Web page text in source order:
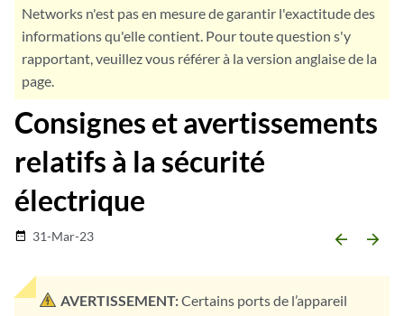
Networks n'est pas en mesure de garantir l'exactitude des
informations qu'elle contient. Pour toute question s'y
rapportant, veuillez vous référer à la version anglaise de la
page.
Consignes et avertissements
relatifs à la sécurité
électrique
date_range 31-Mar-23 arrow_backward arrow_forward
AVERTISSEMENT:Certains ports de l’appareil